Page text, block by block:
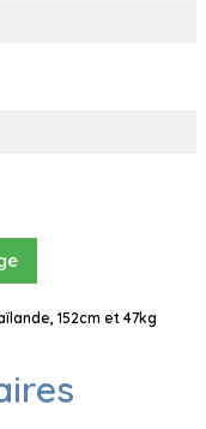
152cm et 47kg